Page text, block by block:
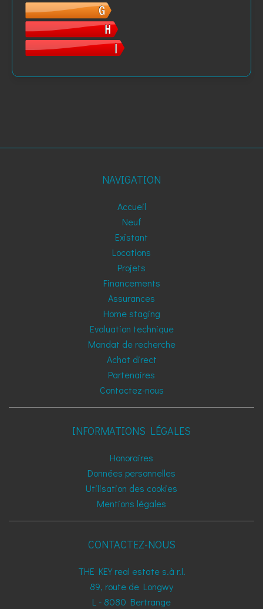
NAVIGATION
Accueil
Neuf
Existant
Locations
Projets
Financements
Assurances
Home staging
Evaluation technique
Mandat de recherche
Achat direct
Partenaires
Contactez-nous
INFORMATIONS LÉGALES
Honoraires
Données personnelles
Utilisation des cookies
Mentions légales
CONTACTEZ-NOUS
THE KEY real estate s.à r.l.
89, route de Longwy
L - 8080 Bertrange